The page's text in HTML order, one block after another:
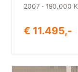
2007 · 190.000
€ 11.495,-